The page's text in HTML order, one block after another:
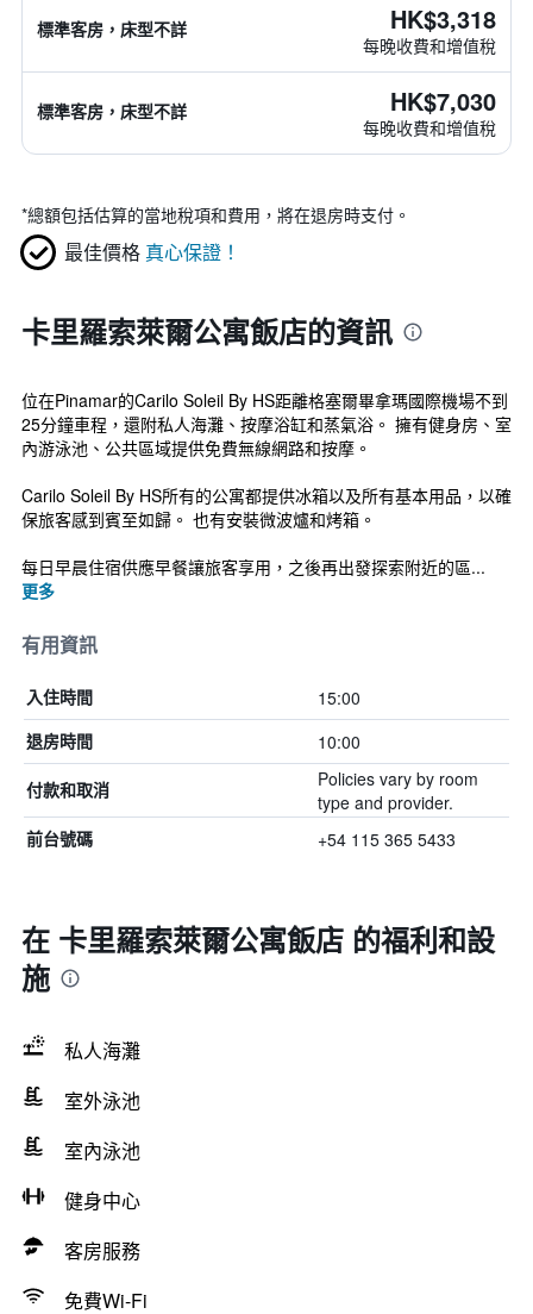
標準客房，床型不詳 HK$3,318
每晚收費和增值稅
標準客房，床型不詳 HK$7,030
每晚收費和增值稅
*總額包括估算的當地稅項和費用，將在退房時支付。
最佳價格 真心保證！
卡里羅索萊爾公寓飯店的資訊
位在Pinamar的Carilo Soleil By HS距離格塞爾畢拿瑪國際機場不到
25分鐘車程，還附私人海灘、按摩浴缸和蒸氣浴。 擁有健身房、室
內游泳池、公共區域提供免費無線網路和按摩。
Carilo Soleil By HS所有的公寓都提供冰箱以及所有基本用品，以確
保旅客感到賓至如歸。 也有安裝微波爐和烤箱。
每日早晨住宿供應早餐讓旅客享用，之後再出發探索附近的區...
更多
有用資訊
入住時間 15:00
退房時間 10:00
付款和取消
Policies vary by room
type and provider.
前台號碼 +54 115 365 5433
在 卡里羅索萊爾公寓飯店 的福利和設
施
私人海灘
室外泳池
室內泳池
健身中心
客房服務
免費Wi-Fi